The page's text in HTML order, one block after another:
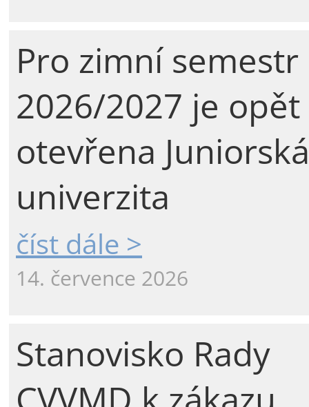
Pro zimní semestr
2026/2027 je opět
otevřena Juniorská
univerzita
číst dále >
14. července 2026
Stanovisko Rady